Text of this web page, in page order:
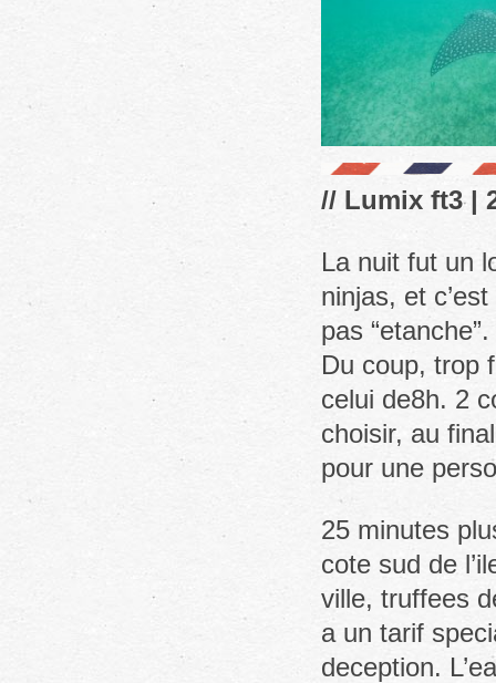
// Lumix ft3 |
La nuit fut un
ninjas, et
pas “etanche”.
Du coup, trop
celui de8h. 2
choisir, au
pour une
25 minutes
cote sud de
ville, truffees
a un tarif
deception.